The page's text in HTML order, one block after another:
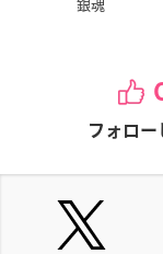
フォロー